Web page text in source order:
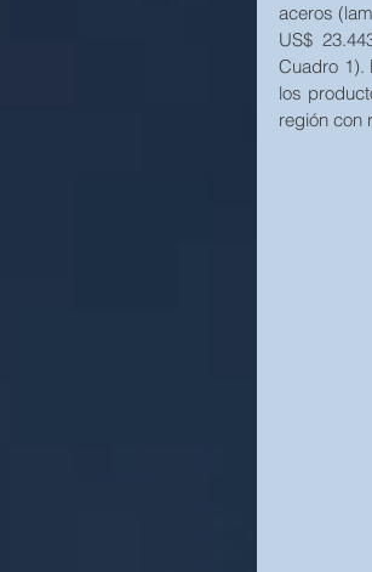
aceros
US$
Cuadro 1).
los
región con